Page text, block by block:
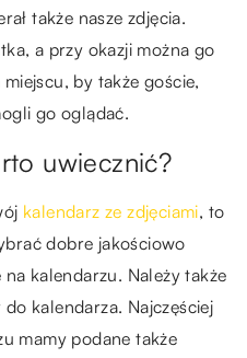
także nasze zdjęcia.
a przy okazji można go
by także goście,
go oglądać.
uwiecznić?
kalendarz ze zdjęciami, to
dobre jakościowo
kalendarzu. Należy także
kalendarza. Najczęściej
mamy podane także